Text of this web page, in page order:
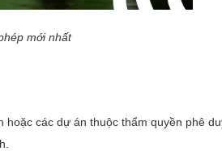
mới nhất
các dự án thuộc thẩm quyền phê